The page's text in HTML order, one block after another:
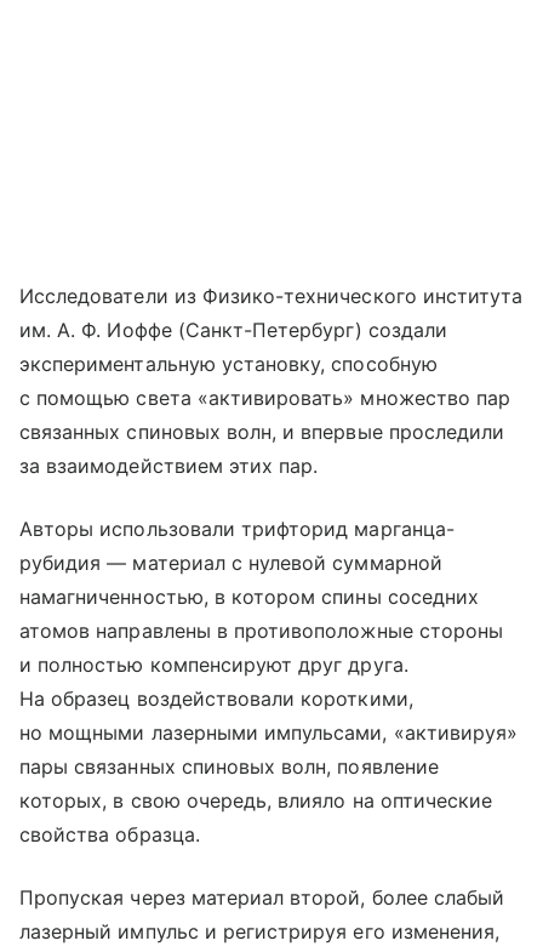
Исследователи из Физико-технического института
им. А. Ф. Иоффе (Санкт-Петербург) создали
экспериментальную установку, способную
с помощью света «активировать» множество пар
связанных спиновых волн, и впервые проследили
за взаимодействием этих пар.
Авторы использовали трифторид марганца-
рубидия — материал с нулевой суммарной
намагниченностью, в котором спины соседних
атомов направлены в противоположные стороны
и полностью компенсируют друг друга.
На образец воздействовали короткими,
но мощными лазерными импульсами, «активируя»
пары связанных спиновых волн, появление
которых, в свою очередь, влияло на оптические
свойства образца.
Пропуская через материал второй, более слабый
лазерный импульс и регистрируя его изменения,